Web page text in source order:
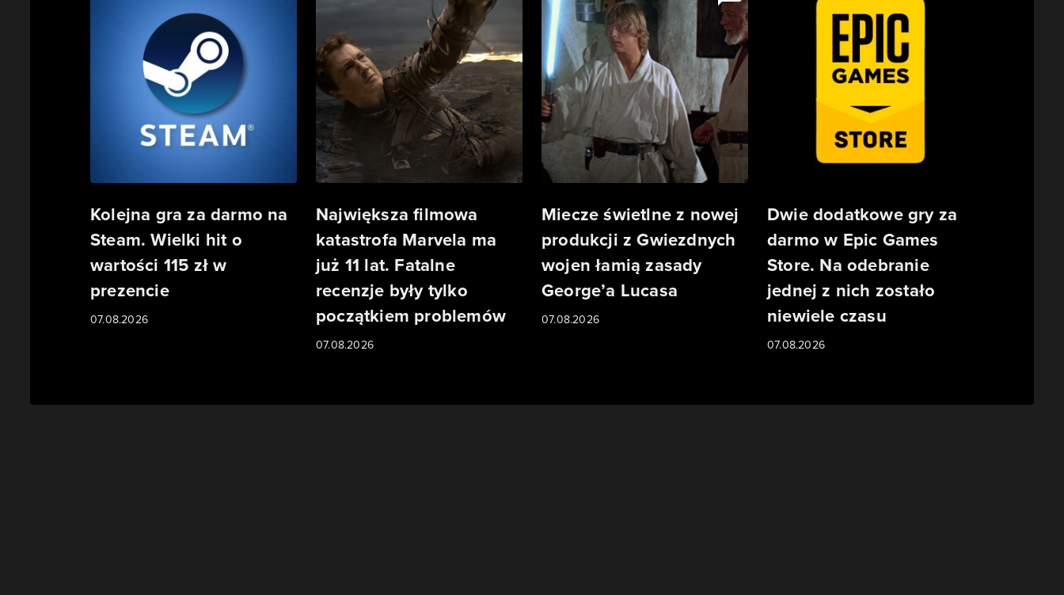
Kolejna gra za darmo na
Steam. Wielki hit o
wartości 115 zł w
prezencie
07.08.2026
Największa filmowa
katastrofa Marvela ma
już 11 lat. Fatalne
recenzje były tylko
początkiem problemów
07.08.2026
Miecze świetlne z nowej
produkcji z Gwiezdnych
wojen łamią zasady
George’a Lucasa
07.08.2026
Dwie dodatkowe gry za
darmo w Epic Games
Store. Na odebranie
jednej z nich zostało
niewiele czasu
07.08.2026